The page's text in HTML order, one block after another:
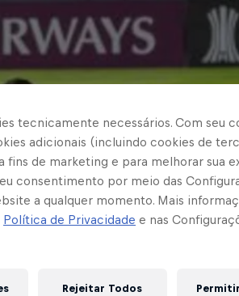
tecnicamente necessários. Com seu
adicionais (incluindo cookies de
fins de marketing e para melhorar sua
consentimento por meio das
a qualquer momento. Mais
Política de Privacidade e nas
Rejeitar Todos